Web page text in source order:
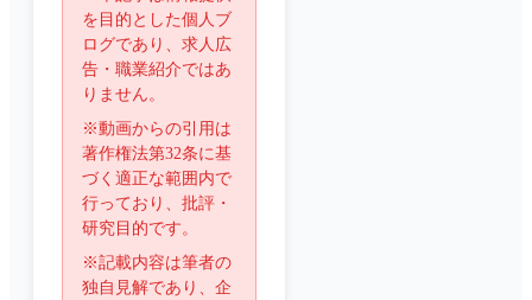
を目的とした個人ブ
ログであり、求人広
告・職業紹介ではあ
りません。
※動画からの引用は
著作権法第32条に基
づく適正な範囲内で
行っており、批評・
研究目的です。
※記載内容は筆者の
独自見解であり、企